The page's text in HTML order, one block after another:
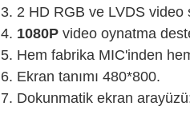
3. 2 HD RGB ve LVDS
4. 1080P video oynatma
5. Hem fabrika MIC'inden
6. Ekran tanımı 480*800.
7. Dokunmatik ekran